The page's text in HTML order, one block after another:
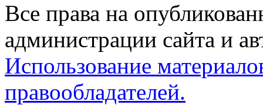
Все права на
администрации сайта и
Использование
правообладателей.